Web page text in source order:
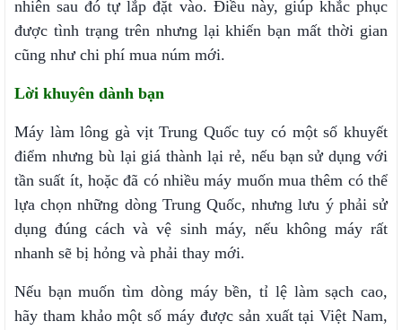
nhiên sau đó tự lắp đặt vào. Điều này, giúp khắc phục
được tình trạng trên nhưng lại khiến bạn mất thời gian
cũng như chi phí mua núm mới.
Lời khuyên dành bạn
Máy làm lông gà vịt Trung Quốc tuy có một số khuyết
điểm nhưng bù lại giá thành lại rẻ, nếu bạn sử dụng với
tần suất ít, hoặc đã có nhiều máy muốn mua thêm có thể
lựa chọn những dòng Trung Quốc, nhưng lưu ý phải sử
dụng đúng cách và vệ sinh máy, nếu không máy rất
nhanh sẽ bị hỏng và phải thay mới.
Nếu bạn muốn tìm dòng máy bền, tỉ lệ làm sạch cao,
hãy tham khảo một số máy được sản xuất tại Việt Nam,